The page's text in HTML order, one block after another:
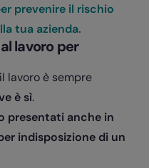
prevenire il rischio
tua azienda.
lavoro per
lavoro è sempre
è sì.
presentati anche in
indisposizione di un